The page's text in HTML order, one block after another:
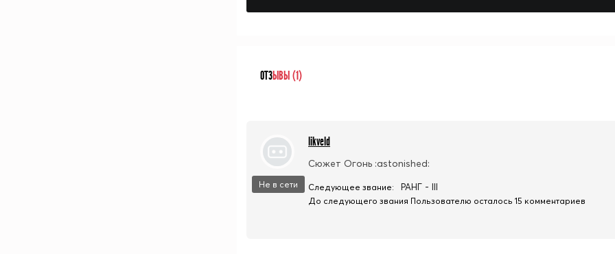
ОТЗЫВЫ (1)
Не в сети
likveld
Сюжет Огонь :astonished:
Следующее звание: РАНГ - III
До следующего звания Пользователю осталось 15 комментариев